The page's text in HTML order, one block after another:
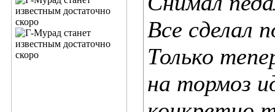
Все сделал
Только
на тормоз